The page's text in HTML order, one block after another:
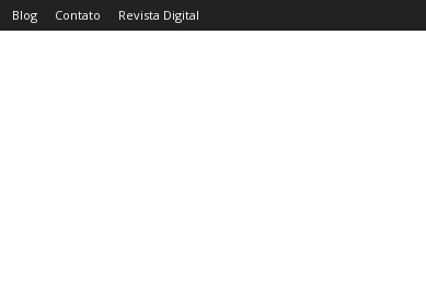
Blog Contato Revista Digital